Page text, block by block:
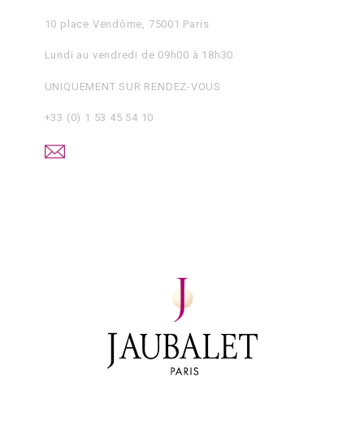
10 place Vendôme, 75001 Paris
Lundi au vendredi de 09h00 à 18h30
UNIQUEMENT SUR RENDEZ-VOUS
+33 (0) 1 53 45 54 10